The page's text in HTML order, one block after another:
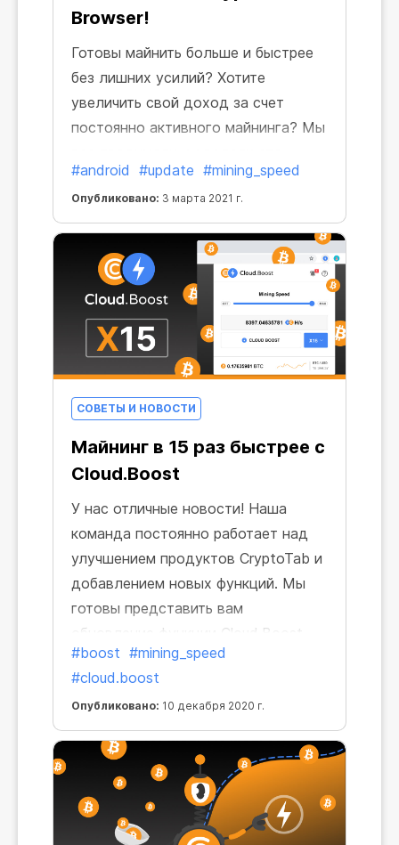
Browser!
Готовы майнить больше и быстрее
без лишних усилий? Хотите
увеличить свой доход за счет
постоянно активного майнинга? Мы
возможным. Мы улучшили наш
Android браузер, и теперь он стал
еще более прибыльным.
#android #update #mining_speed
Опубликовано: 3 марта 2021 г.
СОВЕТЫ И НОВОСТИ
Майнинг в 15 раз быстрее с
Cloud.Boost
У нас отличные новости! Наша
команда постоянно работает над
улучшением продуктов CryptoTab и
добавлением новых функций. Мы
готовы представить вам
обновление функции Cloud.Boost,
которое точно придется вам по
вкусу. Быстрее и лучше, и вы
сможете заработать еще больше!
Теперь можно увеличить скорость
не только в 6 или 10 раз, но и в 15
#boost #mining_speed
#cloud.boost
Опубликовано: 10 декабря 2020 г.